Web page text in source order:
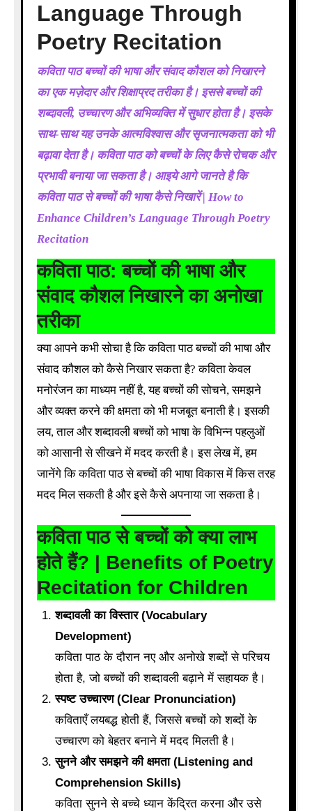
Language Through
Poetry Recitation
कविता पाठ बच्चों की भाषा और संवाद कौशल को निखारने
का एक मज़ेदार और शिक्षाप्रद तरीका है। इससे बच्चों की
शब्दावली, उच्चारण और अभिव्यक्ति में सुधार होता है। इसके
साथ-साथ यह उनके आत्मविश्वास और सृजनात्मकता को भी
बढ़ावा देता है। कविता पाठ को बच्चों के लिए कैसे रोचक और
प्रभावी बनाया जा सकता है। आइये आगे जानते है कि
कविता पाठ से बच्चों की भाषा कैसे निखारें | How to
Enhance Children’s Language Through Poetry
Recitation
कविता पाठ: बच्चों की भाषा और
संवाद कौशल निखारने का अनोखा
तरीका
क्या आपने कभी सोचा है कि कविता पाठ बच्चों की भाषा और
संवाद कौशल को कैसे निखार सकता है? कविता केवल
मनोरंजन का माध्यम नहीं है, यह बच्चों की सोचने, समझने
और व्यक्त करने की क्षमता को भी मजबूत बनाती है। इसकी
लय, ताल और शब्दावली बच्चों को भाषा के विभिन्न पहलुओं
को आसानी से सीखने में मदद करती है। इस लेख में, हम
जानेंगे कि कविता पाठ से बच्चों की भाषा विकास में किस तरह
मदद मिल सकती है और इसे कैसे अपनाया जा सकता है।
कविता पाठ से बच्चों को क्या लाभ
होते हैं? | Benefits of Poetry
Recitation for Children
शब्दावली का विस्तार (Vocabulary
Development)
कविता पाठ के दौरान नए और अनोखे शब्दों से परिचय
होता है, जो बच्चों की शब्दावली बढ़ाने में सहायक है।
स्पष्ट उच्चारण (Clear Pronunciation)
कविताएँ लयबद्ध होती हैं, जिससे बच्चों को शब्दों के
उच्चारण को बेहतर बनाने में मदद मिलती है।
सुनने और समझने की क्षमता (Listening and
Comprehension Skills)
कविता सुनने से बच्चे ध्यान केंद्रित करना और उसे